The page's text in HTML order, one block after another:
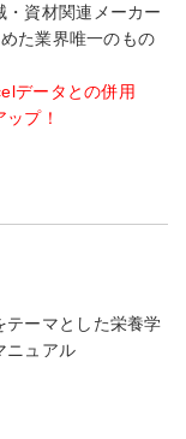
資材関連メーカー
た業界唯一のもの
データとの併用
プ！
テーマとした栄養学
ニュアル